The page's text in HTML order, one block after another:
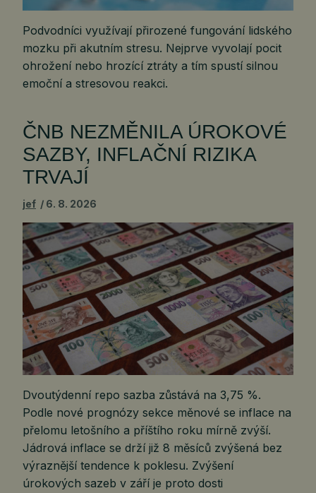
Podvodníci využívají přirozené fungování lidského
mozku při akutním stresu. Nejprve vyvolají pocit
ohrožení nebo hrozící ztráty a tím spustí silnou
emoční a stresovou reakci.
ČNB NEZMĚNILA ÚROKOVÉ
SAZBY, INFLAČNÍ RIZIKA
TRVAJÍ
jef 6. 8. 2026
Dvoutýdenní repo sazba zůstává na 3,75 %.
Podle nové prognózy sekce měnové se inflace na
přelomu letošního a příštího roku mírně zvýší.
Jádrová inflace se drží již 8 měsíců zvýšená bez
výraznější tendence k poklesu. Zvýšení
úrokových sazeb v září je proto dosti